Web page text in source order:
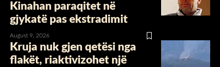
Kinahan paraqitet në
gjykatë pas ekstradimit
August 9, 2026
Kruja nuk gjen qetësi nga
flakët, riaktivizohet një